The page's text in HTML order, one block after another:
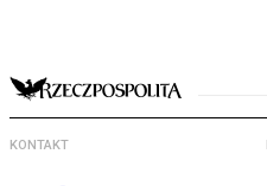
KONTAKT